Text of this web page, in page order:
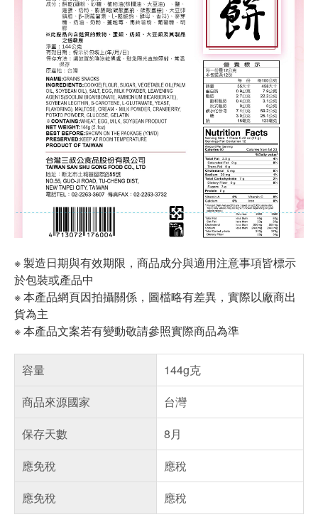
※ 製造日期與有效期限，商品成分與適用注意事項皆標示
於包裝或產品中
※ 本產品網頁因拍攝關係，圖檔略有差異，實際以廠商出
貨為主
※ 本產品文案若有變動敬請參照實際商品為準
容量
144g克
商品來源國家
台灣
保存天數
8月
應免稅
應稅
應免稅
應稅